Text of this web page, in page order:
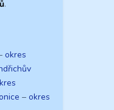
.
okres
– okres